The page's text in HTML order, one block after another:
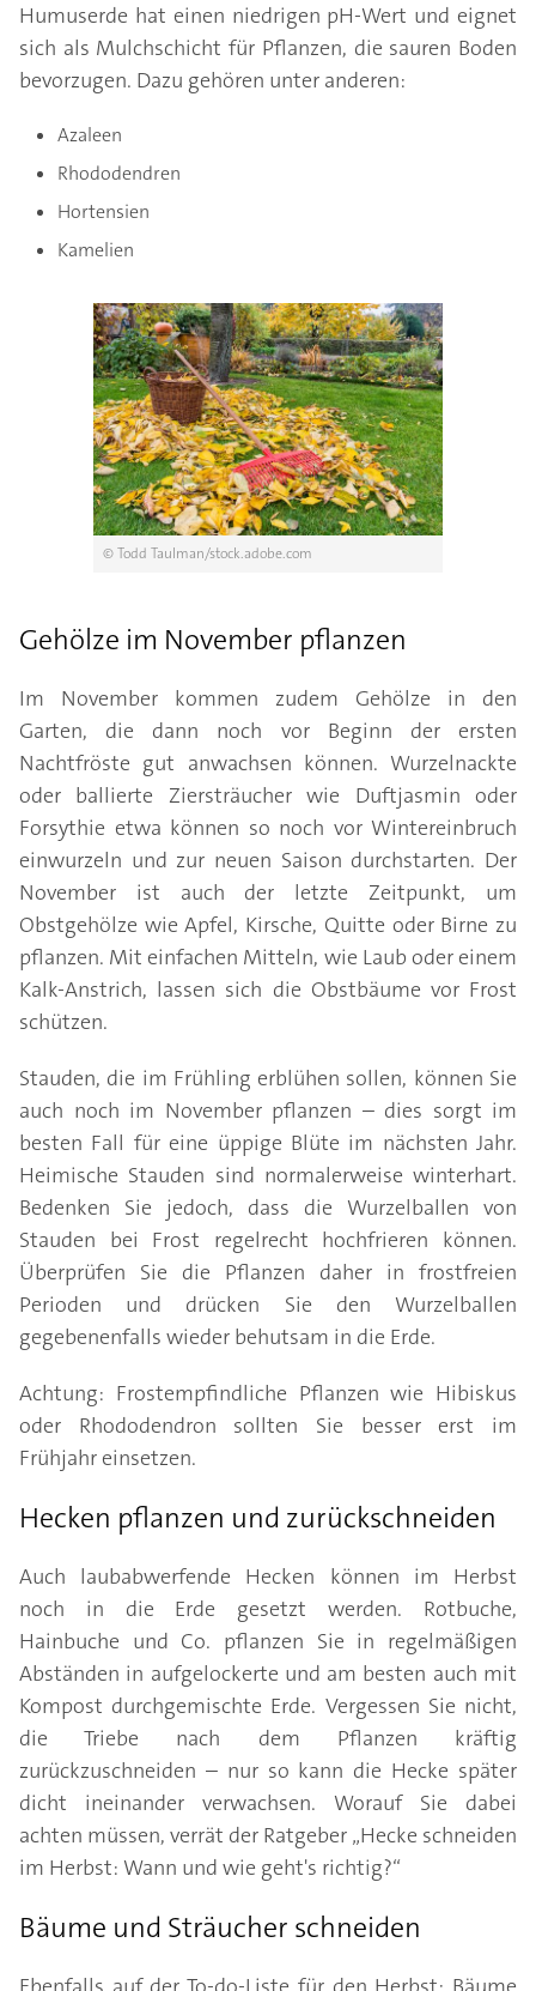
Humuserde hat einen niedrigen pH-Wert und eignet
sich als Mulchschicht für Pflanzen, die sauren Boden
bevorzugen. Dazu gehören unter anderen:
Azaleen
Rhododendren
Hortensien
Kamelien
© Todd Taulman/stock.adobe.com
Gehölze im November pflanzen
Im November kommen zudem Gehölze in den
Garten, die dann noch vor Beginn der ersten
Nachtfröste gut anwachsen können. Wurzelnackte
oder ballierte Ziersträucher wie Duftjasmin oder
Forsythie etwa können so noch vor Wintereinbruch
einwurzeln und zur neuen Saison durchstarten. Der
November ist auch der letzte Zeitpunkt, um
Obstgehölze wie Apfel, Kirsche, Quitte oder Birne zu
pflanzen. Mit einfachen Mitteln, wie Laub oder einem
Kalk-Anstrich, lassen sich die Obstbäume vor Frost
schützen.
Stauden, die im Frühling erblühen sollen, können Sie
auch noch im November pflanzen – dies sorgt im
besten Fall für eine üppige Blüte im nächsten Jahr.
Heimische Stauden sind normalerweise winterhart.
Bedenken Sie jedoch, dass die Wurzelballen von
Stauden bei Frost regelrecht hochfrieren können.
Überprüfen Sie die Pflanzen daher in frostfreien
Perioden und drücken Sie den Wurzelballen
gegebenenfalls wieder behutsam in die Erde.
Achtung: Frostempfindliche Pflanzen wie Hibiskus
oder Rhododendron sollten Sie besser erst im
Frühjahr einsetzen.
Hecken pflanzen und zurückschneiden
Auch laubabwerfende Hecken können im Herbst
noch in die Erde gesetzt werden. Rotbuche,
Hainbuche und Co. pflanzen Sie in regelmäßigen
Abständen in aufgelockerte und am besten auch mit
Kompost durchgemischte Erde. Vergessen Sie nicht,
die Triebe nach dem Pflanzen kräftig
zurückzuschneiden – nur so kann die Hecke später
dicht ineinander verwachsen. Worauf Sie dabei
achten müssen, verrät der Ratgeber „Hecke schneiden
im Herbst: Wann und wie geht's richtig?“
Bäume und Sträucher schneiden